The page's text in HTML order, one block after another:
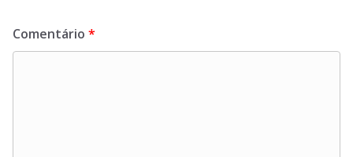
Comentário *